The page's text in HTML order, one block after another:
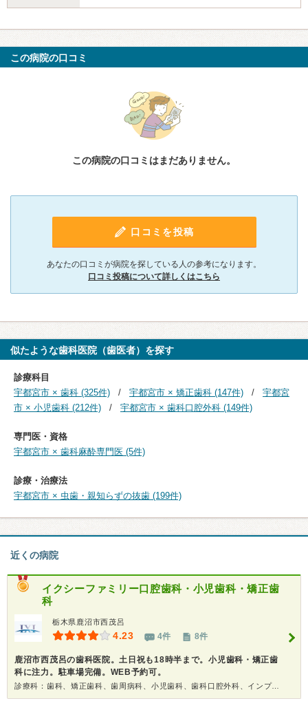
この病院の口コミ
この病院の口コミはまだありません。
口コミを投稿
あなたの口コミが病院を探している人の参考になります。
口コミ投稿について詳しくはこちら
似たような歯科医院（歯医者）を探す
診療科目
宇都宮市 × 歯科 (325件)
宇都宮市 × 矯正歯科 (147件)
宇都宮
市 × 小児歯科 (212件)
宇都宮市 × 歯科口腔外科 (149件)
専門医・資格
宇都宮市 × 歯科麻酔専門医 (5件)
診療・治療法
宇都宮市 × 虫歯・親知らずの抜歯 (199件)
近くの病院
イクシーファミリー口腔歯科・小児歯科・矯正歯
科
栃木県鹿沼市西茂呂
4.23 4件 8件
鹿沼市西茂呂の歯科医院。土日祝も18時半まで。小児歯科・矯正歯
科に注力。駐車場完備。WEB予約可。
診療科：歯科、矯正歯科、歯周病科、小児歯科、歯科口腔外科、インプラント、ホワイトニング